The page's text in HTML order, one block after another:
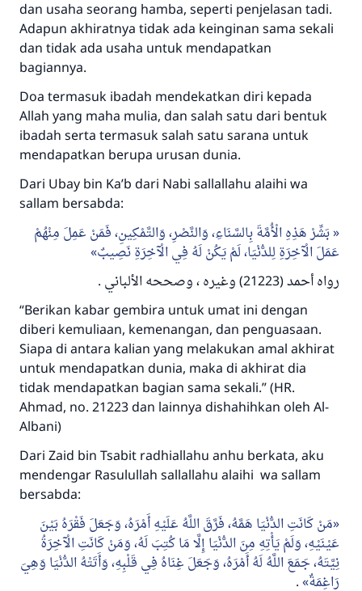
dan usaha seorang hamba, seperti penjelasan tadi.
Adapun akhiratnya tidak ada keinginan sama sekali
dan tidak ada usaha untuk mendapatkan
bagiannya.
Doa termasuk ibadah mendekatkan diri kepada
Allah yang maha mulia, dan salah satu dari bentuk
ibadah serta termasuk salah satu sarana untuk
mendapatkan berupa urusan dunia.
Dari Ubay bin Ka’b dari Nabi sallallahu alaihi wa
sallam bersabda:
بَشِّرْ هَذِهِ الْأُمَّةَ بِالسَّنَاءِ، وَالنَّصْرِ، وَالتَّمْكِينِ، فَمَنْ عَمِلَ مِنْهُمْ
عَمَلَ الْآخِرَةِ لِلدُّنْيَا، لَمْ يَكُنْ لَهُ فِي الْآخِرَةِ نَصِيبٌ
رواه أحمد (21223) وغيره ، وصححه الألباني
.
“Berikan kabar gembira untuk umat ini dengan
diberi kemuliaan, kemenangan, dan penguasaan.
Siapa di antara kalian yang melakukan amal akhirat
untuk mendapatkan dunia, maka di akhirat dia
tidak mendapatkan bagian sama sekali.” (HR.
Ahmad, no. 21223 dan lainnya dishahihkan oleh Al-
Albani)
Dari Zaid bin Tsabit radhiallahu anhu berkata, aku
mendengar Rasulullah sallallahu alaihi wa sallam
bersabda:
مَنْ كَانَتِ الدُّنْيَا هَمَّهُ، فَرَّقَ اللَّهُ عَلَيْهِ أَمْرَهُ، وَجَعَلَ فَقْرَهُ بَيْنَ
عَيْنَيْهِ، وَلَمْ يَأْتِهِ مِنَ الدُّنْيَا إِلَّا مَا كُتِبَ لَهُ، وَمَنْ كَانَتِ الْآخِرَةُ
نِيَّتَهُ، جَمَعَ اللَّهُ لَهُ أَمْرَهُ، وَجَعَلَ غِنَاهُ فِي قَلْبِهِ، وَأَتَتْهُ الدُّنْيَا وَهِيَ
رَاغِمَةٌ .
menyelamatkan pernikahan.
Bantu kami dalam memberikan jawaban untuk umat
"Siapa yang menunjukkan suatu kebaikan,
meka dia akan mendapatkan pahala yang
sama dengan orang yang melakukannya"
MUSLIM, 1893